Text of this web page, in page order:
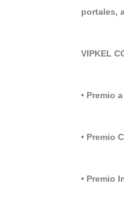
portales,
VIPKEL
• Premio
• Premio
• Premio